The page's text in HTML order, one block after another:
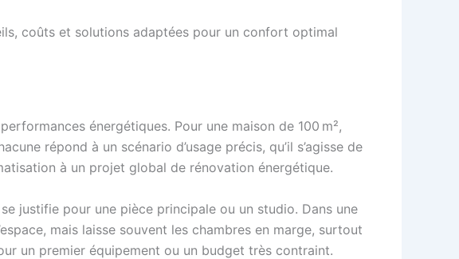
énergétiques. Pour une maison de 100 m²,
répond à un scénario d’usage précis, qu’il s’agisse de
à un projet global de rénovation énergétique.
justifie pour une pièce principale ou un studio. Dans une
mais laisse souvent les chambres en marge, surtout
un premier équipement ou un budget très contraint.